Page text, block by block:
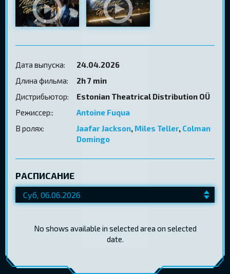
Дата выпуска:
24.04.2026
Длина фильма:
2h 7 min
Дистрибьютор:
Estonian Theatrical Distribution OÜ
Режиссер::
Antoine Fuqua
В ролях:
Jaafar Jackson, Miles Teller, Colman
Domingo
РАСПИСАНИЕ
No shows available in selected area on selected
date.